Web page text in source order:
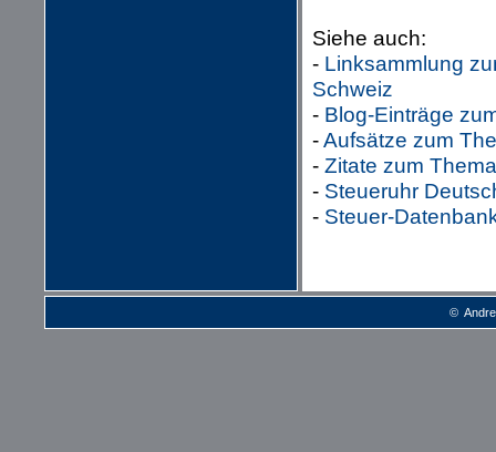
Siehe auch:
- Linksammlung
Schweiz
- Blog-Einträge
-Aufsätze zum
- Zitate zum
- Steueruhr
- Steuer-
©